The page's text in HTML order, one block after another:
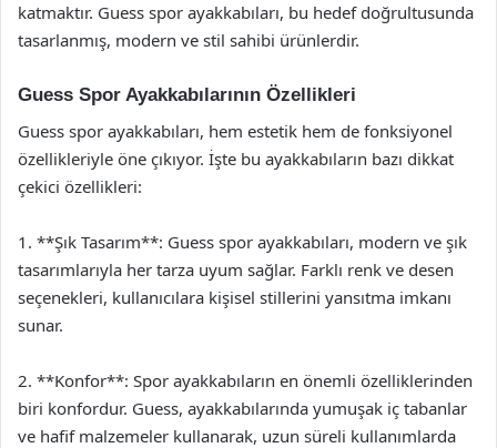
katmaktır. Guess spor ayakkabıları, bu hedef doğrultusunda
tasarlanmış, modern ve stil sahibi ürünlerdir.
Guess Spor Ayakkabılarının Özellikleri
Guess spor ayakkabıları, hem estetik hem de fonksiyonel
özellikleriyle öne çıkıyor. İşte bu ayakkabıların bazı dikkat
çekici özellikleri:
1. **Şık Tasarım**: Guess spor ayakkabıları, modern ve şık
tasarımlarıyla her tarza uyum sağlar. Farklı renk ve desen
seçenekleri, kullanıcılara kişisel stillerini yansıtma imkanı
sunar.
2. **Konfor**: Spor ayakkabıların en önemli özelliklerinden
biri konfordur. Guess, ayakkabılarında yumuşak iç tabanlar
ve hafif malzemeler kullanarak, uzun süreli kullanımlarda